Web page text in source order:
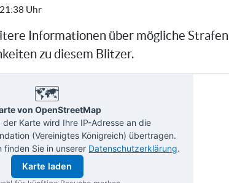
Uhr
Informationen über mögliche
zu diesem Blitzer.
🗺️
von OpenStreetMap
der Karte wird Ihre IP-Adresse an die
(Vereinigtes Königreich) übertragen.
finden Sie in unserer Datenschutzerklärung.
Karte laden